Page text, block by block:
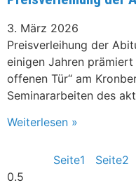
3. März 2026
Preisverleihung der
einigen Jahren
offenen Tür“ am
Seminararbeiten des
Weiterlesen »
Seite1 Seite2